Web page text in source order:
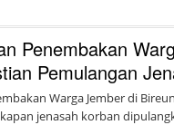
Penembakan
Pemulangan
Warga Jember di
jenasah korban